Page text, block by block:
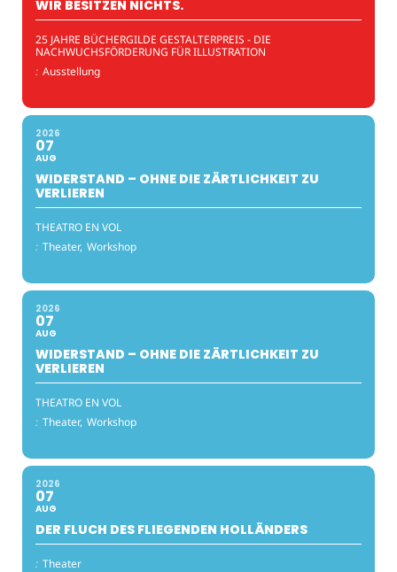
WIR BESITZEN NICHTS.
25 JAHRE BÜCHERGILDE GESTALTERPREIS - DIE
NACHWUCHSFÖRDERUNG FÜR ILLUSTRATION
: Ausstellung
2026
07
AUG
WIDERSTAND – OHNE DIE ZÄRTLICHKEIT ZU
VERLIEREN
THEATRO EN VOL
: Theater, Workshop
2026
07
AUG
WIDERSTAND – OHNE DIE ZÄRTLICHKEIT ZU
VERLIEREN
THEATRO EN VOL
: Theater, Workshop
2026
07
AUG
DER FLUCH DES FLIEGENDEN HOLLÄNDERS
: Theater